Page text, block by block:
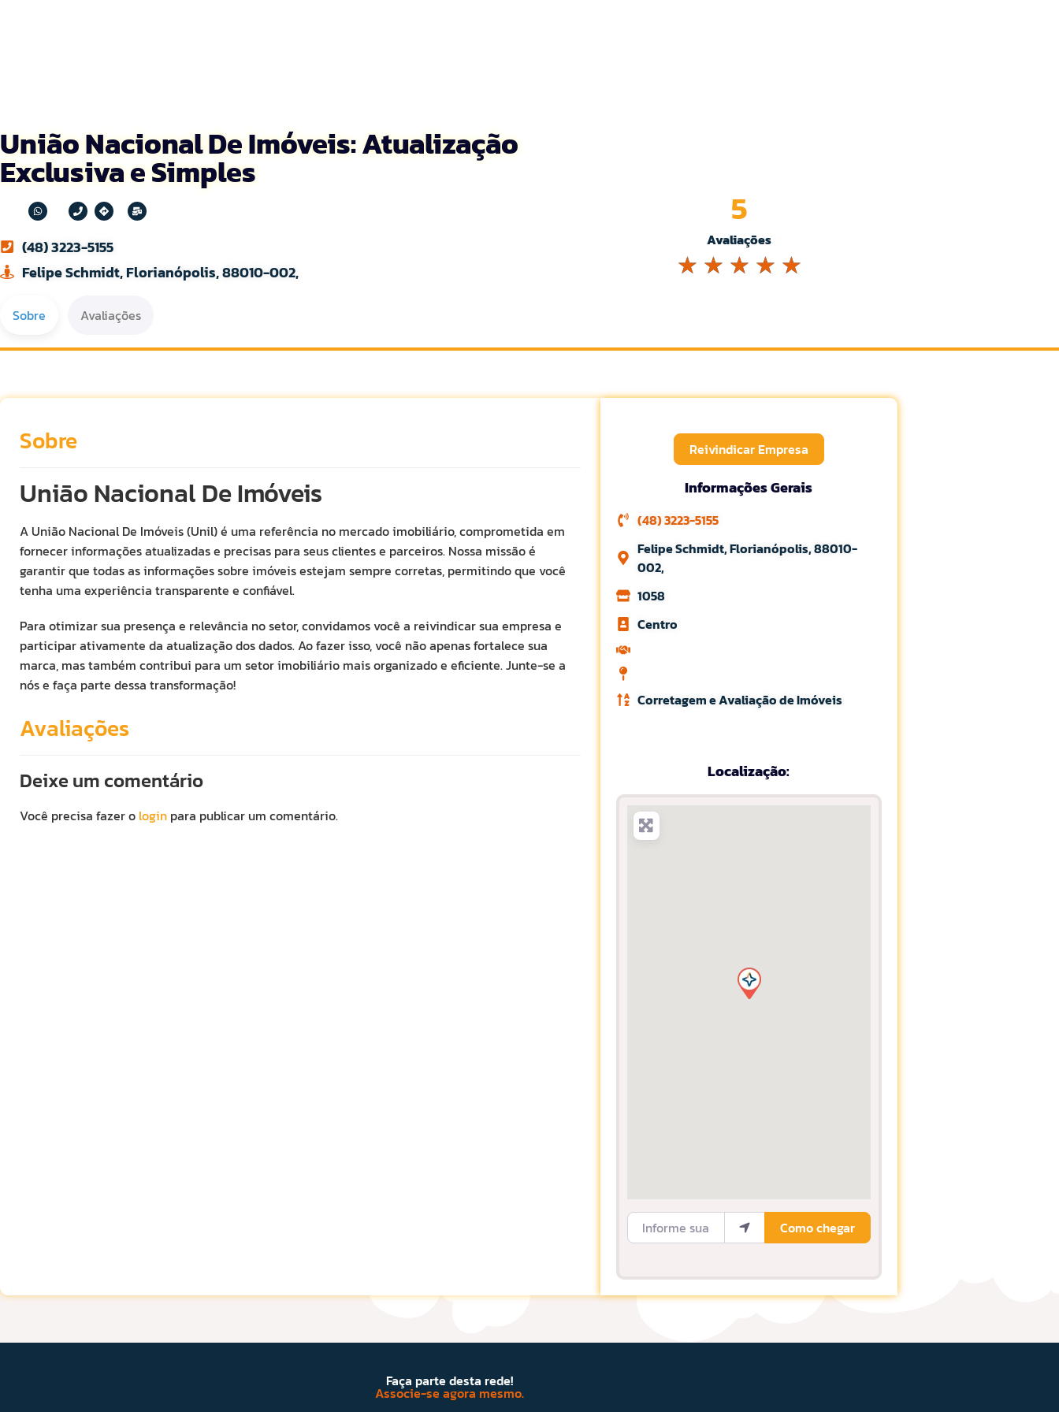
União Nacional De Imóveis: Atualização
Exclusiva e Simples
(48) 3223-5155
Felipe Schmidt, Florianópolis, 88010-002,
Avaliações
5
☆ ☆ ☆ ☆ ☆
Sobre Avaliações
Sobre
União Nacional De Imóveis
A União Nacional De Imóveis (Unil) é uma referência no mercado imobiliário, comprometida em
fornecer informações atualizadas e precisas para seus clientes e parceiros. Nossa missão é
garantir que todas as informações sobre imóveis estejam sempre corretas, permitindo que você
tenha uma experiência transparente e confiável.
Para otimizar sua presença e relevância no setor, convidamos você a reivindicar sua empresa e
participar ativamente da atualização dos dados. Ao fazer isso, você não apenas fortalece sua
marca, mas também contribui para um setor imobiliário mais organizado e eficiente. Junte-se a
nós e faça parte dessa transformação!
Avaliações
Deixe um comentário
Você precisa fazer o login para publicar um comentário.
Reivindicar Empresa
Informações Gerais
(48) 3223-5155
Felipe Schmidt, Florianópolis, 88010-
002,
1058
Centro
Corretagem e Avaliação de Imóveis
Localização:
Informe sua Localização
Como chegar
Faça parte desta rede!
Associe-se agora mesmo.